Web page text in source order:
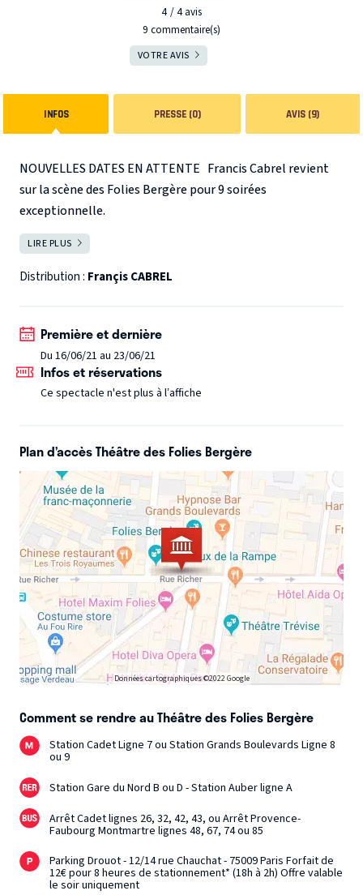
4 4avis
9 commentaire(s)
VOTRE AVIS
INFOS PRESSE (0) AVIS (9)
NOUVELLES DATES EN ATTENTE Francis Cabrel revient
sur la scène des Folies Bergère pour 9 soirées
exceptionnelle.
LIRE PLUS
Distribution : Françis CABREL
Première et dernière
Du 16/06/21 au 23/06/21
Infos et réservations
Ce spectacle n'est plus à l’affiche
Plan d’accès Théâtre des Folies Bergère
Données cartographiques ©2022 Google
Comment se rendre au Théâtre des Folies Bergère
Station Cadet Ligne 7 ou Station Grands Boulevards Ligne 8
ou 9
Station Gare du Nord B ou D - Station Auber ligne A
Arrêt Cadet lignes 26, 32, 42, 43, ou Arrêt Provence-
Faubourg Montmartre lignes 48, 67, 74 ou 85
Parking Drouot - 12/14 rue Chauchat - 75009 Paris Forfait de
12€ pour 8 heures de stationnement* (18h à 2h) Offre valable
le soir uniquement